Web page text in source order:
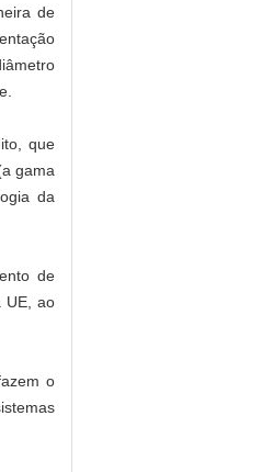
de
que
gama
da
de
UE, ao
o